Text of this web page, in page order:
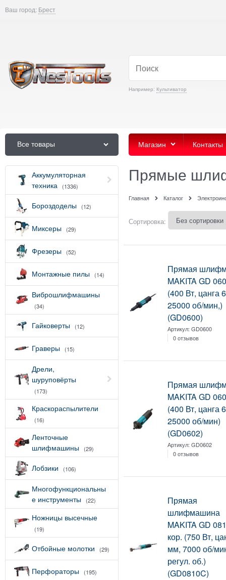
Ваш город: Брест
Например: Культиватор
Все товары Магазин Контакты
Аккумуляторная
техника
(1336)
Бороздоделы (12)
Миксеры (29)
Фрезеры (52)
Монтажные пилы (14)
Виброшлифмашины
(34)
Гайковерты (12)
Граверы (15)
Дрели,
шуруповёрты
(173)
Краскораспылители
(16)
Ленточные
шлифмашины
(29)
Лобзики (106)
Многофункциональны
е инструменты
(22)
Ножницы высечные
(19)
Отбойные молотки (29)
Перфораторы (195)
Прямые
Главная Каталог
Сортировка:
Прямая
MAKITA GD
(400 Вт, цанга
25000 об/мин,)
(GD0600)
Артикул:GD0600
0 отзывов
Прямая
MAKITA GD
(400 Вт, цанга
25000 об/мин)
(GD0602)
Артикул:GD0602
0 отзывов
Прямая
шлифмашина
MAKITA GD
кор. (750 Вт,
мм, 7000 об/
регул. об.)
(GD0810C)